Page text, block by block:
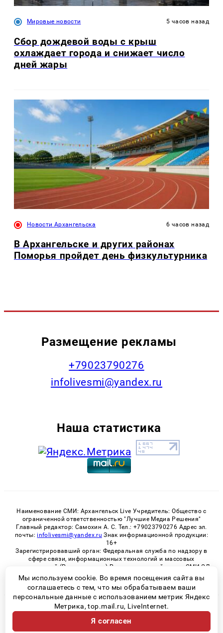
Мировые новости 5 часов назад
Сбор дождевой воды с крыш
охлаждает города и снижает число
дней жары
Новости Архангельска 6 часов назад
В Архангельске и других районах
Поморья пройдет день физкультурника
Размещение рекламы
+79023790276
infolivesmi@yandex.ru
Наша статистика
Наименование СМИ: Архангельск Live Учредитель: Общество с
ограниченной ответственностью "Лучшие Медиа Решения"
Главный редактор: Самохин А. С. Тел.: +79023790276 Адрес эл.
почты: infolivesmi@yandex.ru Знак информационной продукции:
16+
Зарегистрировавший орган: Федеральная служба по надзору в
сфере связи, информационных технологий и массовых
коммуникаций (Роскомнадзор) Регистрационный номер СМИ ЭЛ
№ ФС 77 - 82533 от 21.01.2022
© 2026 «Архангельск Live» | Все права защищены
Возрастная категория сайта 16+
Мы используем cookie. Во время посещения сайта вы
соглашаетесь с тем, что мы обрабатываем ваши
персональные данные с использованием метрик Яндекс
Метрика, top.mail.ru, LiveInternet.
Я согласен